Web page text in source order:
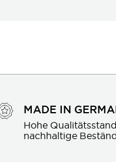
MADE IN
Hohe
nachhaltige